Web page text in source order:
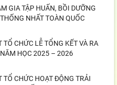
GIA TẬP HUẤN, BỒI DƯỠNG
NHẤT TOÀN QUỐC
CHỨC LỄ TỔNG KẾT VÀ RA
HỌC 2025 – 2026
TỔ CHỨC HOẠT ĐỘNG TRẢI